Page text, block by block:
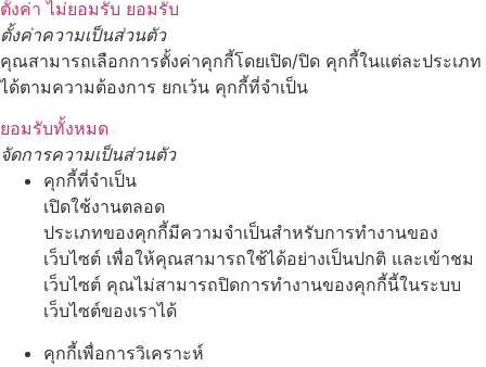
ตั้งค่า ไม่ยอมรับ ยอมรับ
ตั้งค่าความเป็นส่วนตัว
คุณสามารถเลือกการตั้งค่าคุกกี้โดยเปิด/ปิด คุกกี้ในแต่ละประเภท
ได้ตามความต้องการ ยกเว้น คุกกี้ที่จำเป็น
ยอมรับทั้งหมด
จัดการความเป็นส่วนตัว
คุกกี้ที่จำเป็น
เปิดใช้งานตลอด
ประเภทของคุกกี้มีความจำเป็นสำหรับการทำงานของ
เว็บไซต์ เพื่อให้คุณสามารถใช้ได้อย่างเป็นปกติ และเข้าชม
เว็บไซต์ คุณไม่สามารถปิดการทำงานของคุกกี้นี้ในระบบ
เว็บไซต์ของเราได้
คุกกี้เพื่อการวิเคราะห์